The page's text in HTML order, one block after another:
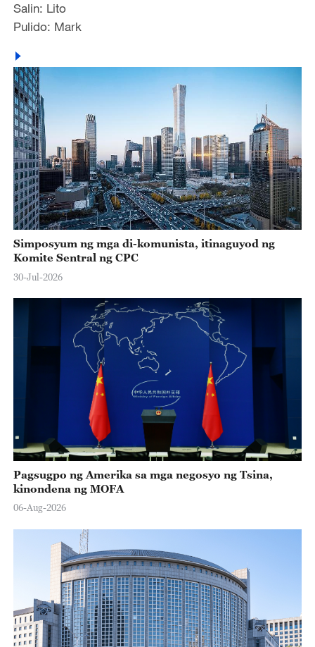
Salin: Lito
Pulido: Mark
Simposyum ng mga di-komunista, itinaguyod ng
Komite Sentral ng CPC
30-Jul-2026
Pagsugpo ng Amerika sa mga negosyo ng Tsina,
kinondena ng MOFA
06-Aug-2026